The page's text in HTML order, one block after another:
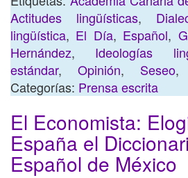
Actitudes lingüísticas,
lingüística, El Día, Español,
Hernández, Ideologías
estándar, Opinión, Seseo,
Categorías: Prensa escrita
El Economista:
España el
Español de México